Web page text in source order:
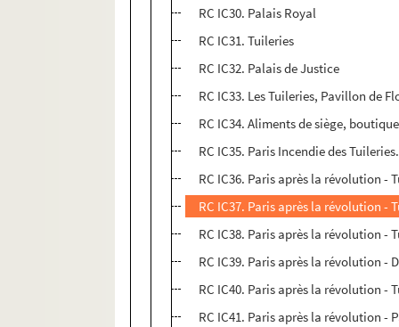
RC IC30. Palais Royal
RC IC31. Tuileries
RC IC32. Palais de Justice
RC IC33. Les Tuileries, Pavillon de
RC IC34. Aliments de siège,
RC IC35. Paris Incendie des
RC IC36. Paris après la révolution
RC IC37. Paris après la révolution
RC IC38. Paris après la révolution
RC IC39. Paris après la révolution -
RC IC40. Paris après la révolution
RC IC41. Paris après la révolution -